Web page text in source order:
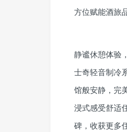
方位赋能酒旅
静谧休憩体验
士奇轻音制冷
馆般安静，完
浸式感受舒适
碑，收获更多